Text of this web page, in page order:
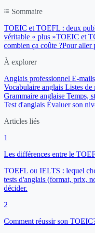
Sommaire
TOEIC et TOEFL : deux
véritable « plus »TOEIC et
combien ça coûte ?Pour aller
À explorer
Anglais professionnel E-
Vocabulaire anglais Listes de
Grammaire anglaise Temps,
Test d'anglais Évaluer son
Articles liés
1
Les différences entre le
TOEFL ou IELTS : lequel
tests d'anglais (format, prix,
décider.
2
Comment réussir son